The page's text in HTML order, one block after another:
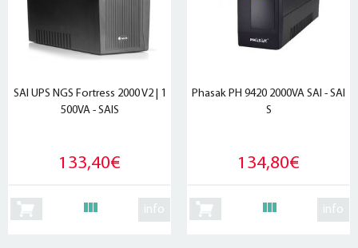
SAI UPS NGS Fortress 2000 V2 | 1
500VA - SAIS
133,40€
info
Phasak PH 9420 2000VA SAI - SAI
S
134,80€
info